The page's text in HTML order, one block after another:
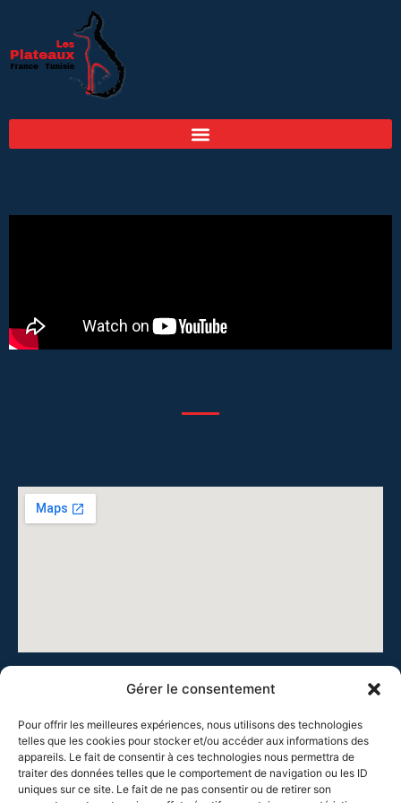
Gérer le consentement
Pour offrir les meilleures expériences, nous utilisons des technologies
telles que les cookies pour stocker et/ou accéder aux informations des
appareils. Le fait de consentir à ces technologies nous permettra de
traiter des données telles que le comportement de navigation ou les ID
uniques sur ce site. Le fait de ne pas consentir ou de retirer son
Cie Théâtre de la Chrysalide, 41 rue Burdeau, 69001 Lyon